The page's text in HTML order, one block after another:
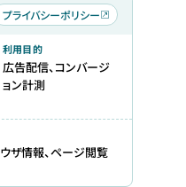
プライバシーポリシー
利用目的
広告配信、コンバージ
ョン計測
ザ情報、ページ閲覧